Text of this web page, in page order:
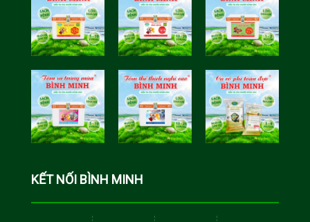
Hóa Bình
Minh
Học Bình
Minh
KẾT NỐI BÌNH MINH